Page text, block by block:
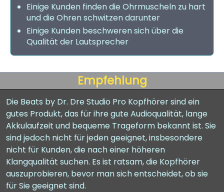
Einige Kunden finden die Ohrmuscheln zu hart
und die Ohren schwitzen darunter
Einige Kunden beschweren sich über die
Qualität der Lautsprecher
Empfehlung
Die Beats by Dr. Dre Studio Pro Kopfhörer sind ein
gutes Produkt, das für ihre gute Audioqualität, lange
Akkulaufzeit und bequeme Trageform bekannt ist. Sie
sind jedoch nicht für jeden geeignet, insbesondere
nicht für Kunden, die nach einer höheren
Klangqualität suchen. Es ist ratsam, die Kopfhörer
auszuprobieren, bevor man sich entscheidet, ob sie
für Sie geeignet sind.